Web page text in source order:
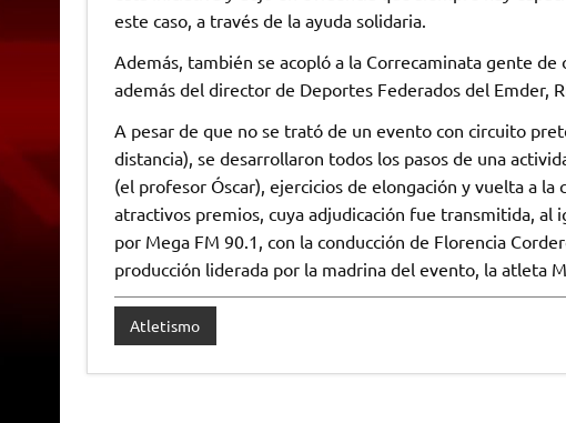
este caso, a través de la ayuda solidaria.
Además, también se acopló a la Correcaminata gente de
además del director de Deportes Federados del Emder,
A pesar de que no se trató de un evento con circuito
distancia), se desarrollaron todos los pasos de una
(el profesor Óscar), ejercicios de elongación y vuelta a
atractivos premios, cuya adjudicación fue transmitida, al
por Mega FM 90.1, con la conducción de Florencia
producción liderada por la madrina del evento, la atleta
Atletismo